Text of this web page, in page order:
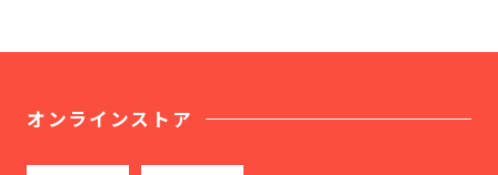
オンラインストア